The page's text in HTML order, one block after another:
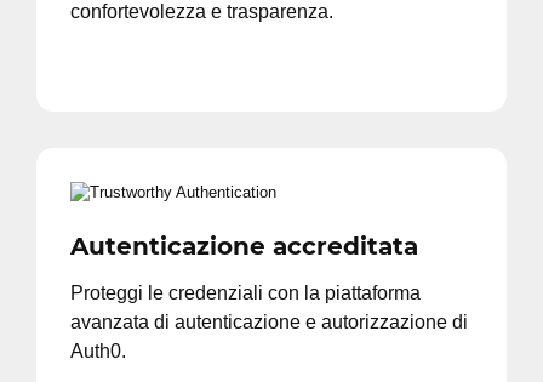
confortevolezza e trasparenza.
Autenticazione accreditata
Proteggi le credenziali con la piattaforma
avanzata di autenticazione e autorizzazione di
Auth0.